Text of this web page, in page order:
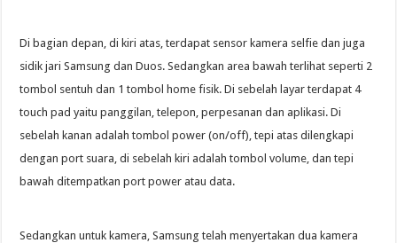
Di bagian depan, di kiri atas, terdapat sensor kamera selfie dan juga
sidik jari Samsung dan Duos. Sedangkan area bawah terlihat seperti 2
tombol sentuh dan 1 tombol home fisik. Di sebelah layar terdapat 4
touch pad yaitu panggilan, telepon, perpesanan dan aplikasi. Di
sebelah kanan adalah tombol power (on/off), tepi atas dilengkapi
dengan port suara, di sebelah kiri adalah tombol volume, dan tepi
bawah ditempatkan port power atau data.
Sedangkan untuk kamera, Samsung telah menyertakan dua kamera